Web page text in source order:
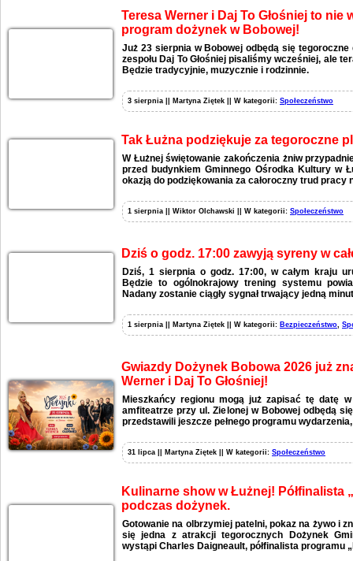
Teresa Werner i Daj To Głośniej to nie
program dożynek w Bobowej!
Już 23 sierpnia w Bobowej odbędą się
zespołu Daj To Głośniej pisaliśmy wcześniej, ale
Będzie tradycyjnie, muzycznie i rodzinnie.
3 sierpnia || Martyna Ziętek || W kategorii: Społeczeństwo
Tak Łużna podziękuje za tegoroczne
W Łużnej świętowanie zakończenia żniw
przed budynkiem Gminnego Ośrodka Kultury w
okazją do podziękowania za całoroczny trud pracy
1 sierpnia || Wiktor Olchawski || W kategorii: Społeczeństwo
Dziś o godz. 17:00 zawyją syreny w
Dziś, 1 sierpnia o godz. 17:00, w całym kraju
Będzie to ogólnokrajowy trening systemu
Nadany zostanie ciągły sygnał trwający jedną
1 sierpnia || Martyna Ziętek || W kategorii: Bezpieczeństwo
Gwiazdy Dożynek Bobowa 2026 już
Werner i Daj To Głośniej!
Mieszkańcy regionu mogą już zapisać tę datę
amfiteatrze przy ul. Zielonej w Bobowej odbędą
przedstawili jeszcze pełnego programu
31 lipca || Martyna Ziętek || W kategorii: Społeczeństwo
Kulinarne show w Łużnej! Półfinalista
podczas dożynek.
Gotowanie na olbrzymiej patelni, pokaz na żywo i
się jedna z atrakcji tegorocznych Dożynek
wystąpi Charles Daigneault, półfinalista programu